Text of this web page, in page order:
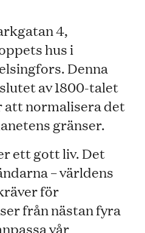
4,
hus i
Denna
av 1800-talet
att normalisera det
gränser.
ett gott liv. Det
– världens
för
från nästan fyra
vår